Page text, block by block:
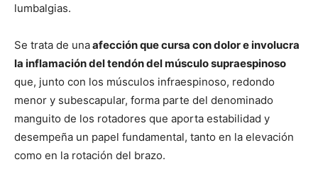
lumbalgias.
Se trata de unaafección que cursa con dolor e involucra
la inflamación del tendón del músculo supraespinoso
que, junto con los músculos infraespinoso, redondo
menor y subescapular, forma parte del denominado
manguito de los rotadores que aporta estabilidad y
desempeña un papel fundamental, tanto en la elevación
como en la rotación del brazo.